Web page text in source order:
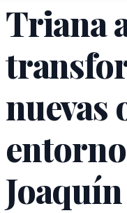
Triana
nuevas
Joaquín